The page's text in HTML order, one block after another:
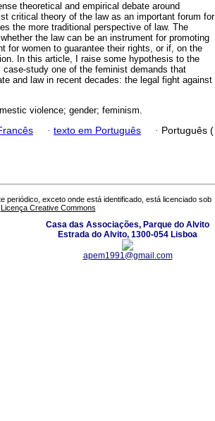
theoretical and empirical debate around
critical theory of the law as an important forum for
the more traditional perspective of law. The
the law can be an instrument for promoting
for women to guarantee their rights, or if, on the
In this article, I raise some hypothesis to the
study one of the feminist demands that
and law in recent decades: the legal fight against
violence; gender; feminism.
· texto em Português · Português (
periódico, exceto onde está identificado, está licenciado sob
Licença Creative Commons
Casa das Associações, Parque do Alvito
Estrada do Alvito, 1300-054 Lisboa
apem1991@gmail.com